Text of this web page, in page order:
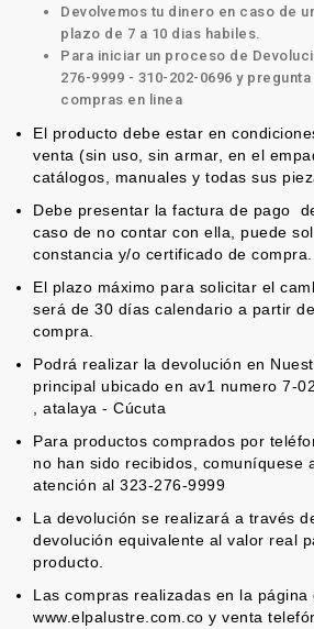
Devolvemos tu dinero en caso de
plazo de 7 a 10 dias habiles.
Para iniciar un proceso de
276-9999 - 310-202-0696 y
compras en linea
El producto debe estar en
venta (sin uso, sin armar, en el
catálogos, manuales y todas sus
Debe presentar la factura de pago
caso de no contar con ella, puede
constancia y/o certificado de compra.
El plazo máximo para solicitar el
será de 30 días calendario a partir
compra.
Podrá realizar la devolución en
principal ubicado en av1 numero 7-
, atalaya - Cúcuta
Para productos comprados por
no han sido recibidos, comuníquese
atención al 323-276-9999
La devolución se realizará a través
devolución equivalente al valor real
producto.
Las compras realizadas en la página
www.elpalustre.com.co y venta